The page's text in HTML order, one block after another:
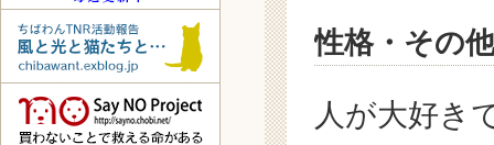
性格・その他
人が大好き